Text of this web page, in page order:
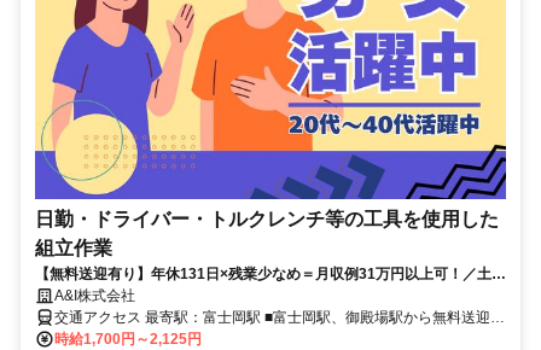
日勤・ドライバー・トルクレンチ等の工具を使用した
組立作業
【無料送迎有り】年休131日×残業少なめ＝月収例31万円以上可！／土日
祝休み／8:30〜17:15／空調完備／組立経験者大歓迎！
A&I株式会社
交通アクセス 最寄駅：富士岡駅 ■富士岡駅、御殿場駅から無料送迎あ
り！⭐ ■車、自転車での通勤OK！
時給1,700円～2,125円